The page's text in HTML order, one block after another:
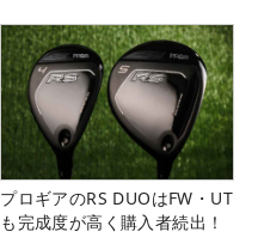
プロギアのRS DUOはFW・UT
も完成度が高く購入者続出！